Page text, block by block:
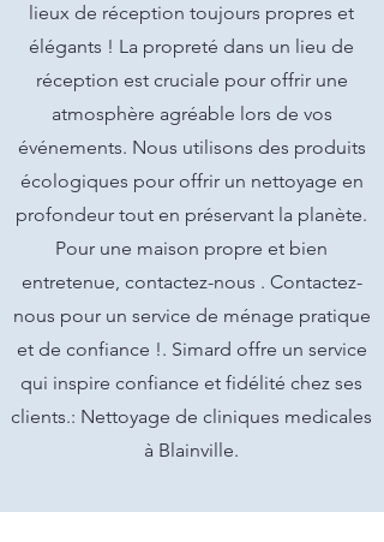
lieux de réception toujours propres et
élégants ! La propreté dans un lieu de
réception est cruciale pour offrir une
atmosphère agréable lors de vos
événements. Nous utilisons des produits
écologiques pour offrir un nettoyage en
profondeur tout en préservant la planète.
Pour une maison propre et bien
entretenue, contactez-nous . Contactez-
nous pour un service de ménage pratique
et de confiance !. Simard offre un service
qui inspire confiance et fidélité chez ses
clients.: Nettoyage de cliniques medicales
à Blainville.